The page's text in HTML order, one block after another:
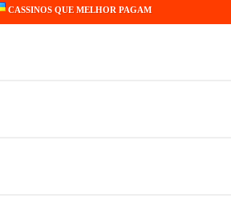
CASSINOS QUE MELHOR PAGAM